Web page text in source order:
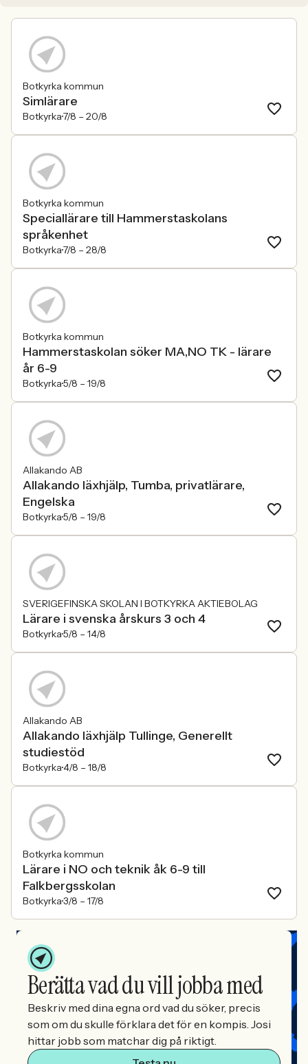
Botkyrka kommun
Simlärare
Botkyrka7/8 – 20/8
Botkyrka kommun
Speciallärare till Hammerstaskolans
språkenhet
Botkyrka7/8 – 28/8
Botkyrka kommun
Hammerstaskolan söker MA,NO TK - lärare
år 6-9
Botkyrka5/8 – 19/8
Allakando AB
Allakando läxhjälp, Tumba, privatlärare,
Engelska
Botkyrka5/8 – 19/8
SVERIGEFINSKA SKOLAN I BOTKYRKA AKTIEBOLAG
Lärare i svenska årskurs 3 och 4
Botkyrka5/8 – 14/8
Allakando AB
Allakando läxhjälp Tullinge, Generellt
studiestöd
Botkyrka4/8 – 18/8
Botkyrka kommun
Lärare i NO och teknik åk 6-9 till
Falkbergsskolan
Botkyrka3/8 – 17/8
Berätta vad du vill jobba med
Beskriv med dina egna ord vad du söker, precis
som om du skulle förklara det för en kompis. Josi
hittar jobb som matchar dig på riktigt.